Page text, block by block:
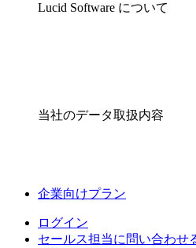
Lucid Software について
当社のデータ取扱内容
企業向けプラン
ログイン
セールス担当に問い合わせ